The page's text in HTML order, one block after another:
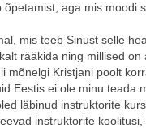
aga mis
mis teeb Sinust selle
rääkida ning millised
mõnelgi Kristjani poolt
Eestis ei ole minu
läbinud instruktorite
instruktorite